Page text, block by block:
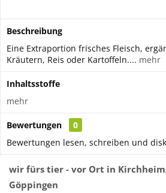
Beschreibung
Eine Extraportion frisches Fleisch,
Kräutern, Reis oder Kartoffeln.... mehr
Inhaltsstoffe
mehr
Bewertungen
0
Bewertungen lesen, schreiben und
wir fürs tier - vor Ort in
Göppingen